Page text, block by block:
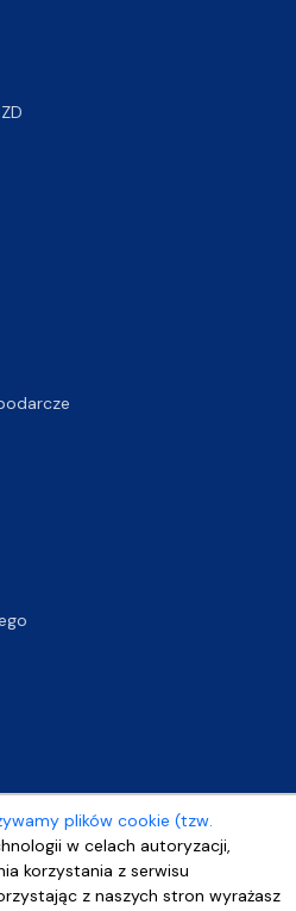
plików cookie (tzw.
w celach autoryzacji,
korzystania z serwisu
z naszych stron wyrażasz